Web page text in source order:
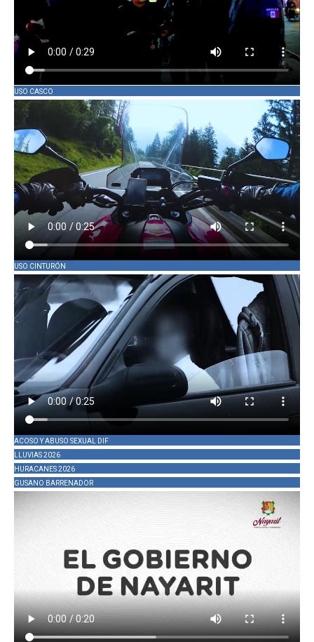
USO CASCO
USO CINTURÓN
ACOSO Y ABUSO SEXUAL DIF
LLUVIAS 2026
HURACANES 2026
GUSANO BARRENADOR